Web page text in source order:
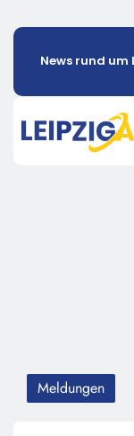
News rund um
Meldungen